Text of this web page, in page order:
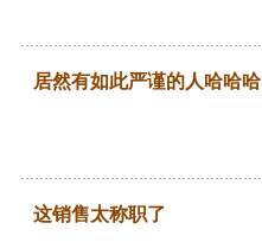
居然有如此严谨的人哈哈哈
这销售太称职了